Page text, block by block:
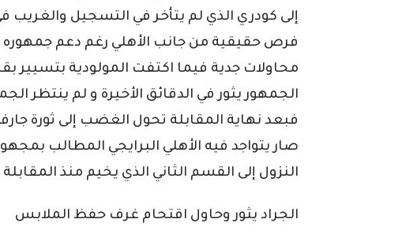
إلى كودري الذي لم يتأخر في التسجيل والغريب
فرص حقيقية من جانب الأهلي رغم دعم جمهوره
محاولات جدية فيما اكتفت المولودية بتسيير
الجمهور يثور في الدقائق الأخيرة و لم ينتظر
فبعد نهاية المقابلة تحول الغضب إلى ثورة
صار يتواجد فيه الأهلي البرايجي المطالب
النزول إلى القسم الثاني الذي يخيم منذ
الجراد يثور وحاول اقتحام غرف حفظ الملابس